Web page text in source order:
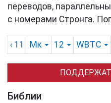
переводов,
с номерами Стронга.
‹ 11 Мк 12 WBTC
Библии